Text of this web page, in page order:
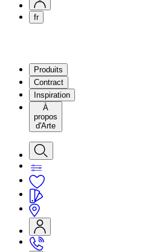
fr
Produits
Contract
Inspiration
À
propos
d'Arte